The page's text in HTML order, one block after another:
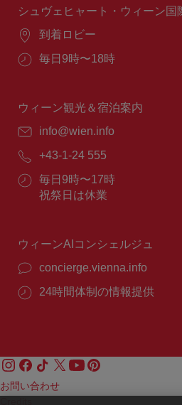
間：
シュヴェヒャート・ウィーン国
場
到着ロビー
営
間：
毎日9時〜18時
ウィーン観光＆宿泊案内
E
ー
ル：
info@wien.info
電
番
号：
+43-1-24 555
営
業
毎日9時〜17時
祝祭日は休業
ウィーンAIコンシェルジュ
concierge.vienna.info
24時間体制の情報提供
お問い合わせ